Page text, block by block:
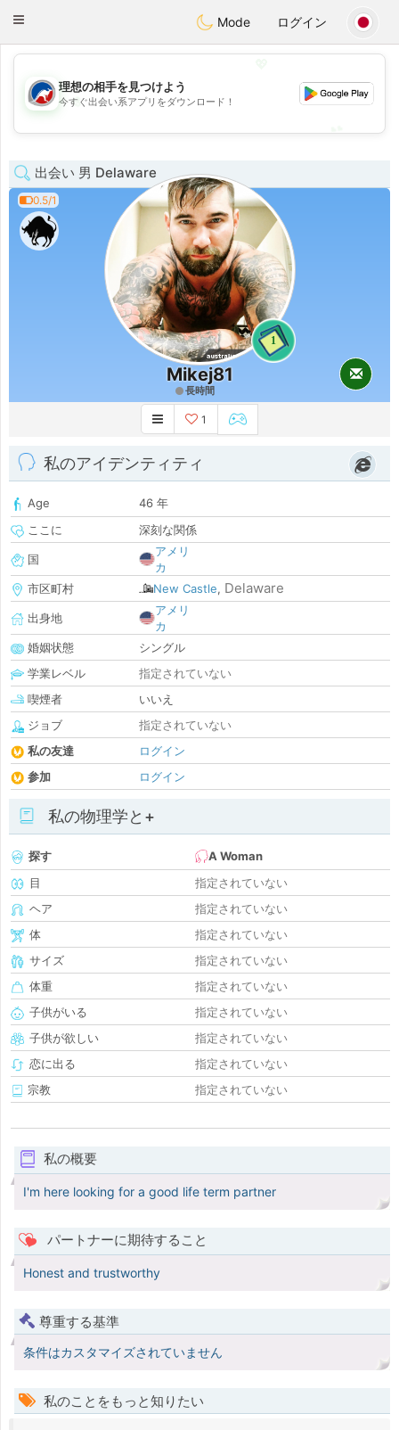
AustraliaChat
Toggle
Mode ログイン
💖
💕
理想の相手を見つけよう
今すぐ出会い系アプリをダウンロード！
出会い 男 Delaware
0.5/1
1
Mikej81
長時間
1
私のアイデンティティ
Age
46 年
ここに
深刻な関係
国
アメリ
カ
市区町村
New Castle, Delaware
出身地
アメリ
カ
婚姻状態
シングル
学業レベル
指定されていない
喫煙者
いいえ
ジョブ
指定されていない
私の友達
ログイン
参加
ログイン
私の物理学と+
探す
A Woman
目
指定されていない
ヘア
指定されていない
体
指定されていない
サイズ
指定されていない
体重
指定されていない
子供がいる
指定されていない
子供が欲しい
指定されていない
恋に出る
指定されていない
宗教
指定されていない
私の概要
I'm here looking for a good life term partner
パートナーに期待すること
Honest and trustworthy
尊重する基準
条件はカスタマイズされていません
私のことをもっと知りたい